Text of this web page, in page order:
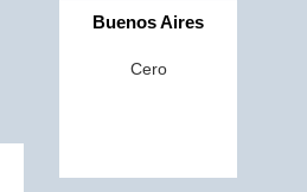
Buenos Aires
Cero